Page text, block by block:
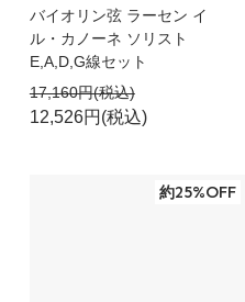
バイオリン弦 ラーセン イ
ル・カノーネ ソリスト
E,A,D,G線セット
17,160円(税込)
12,526円(税込)
約25%OFF